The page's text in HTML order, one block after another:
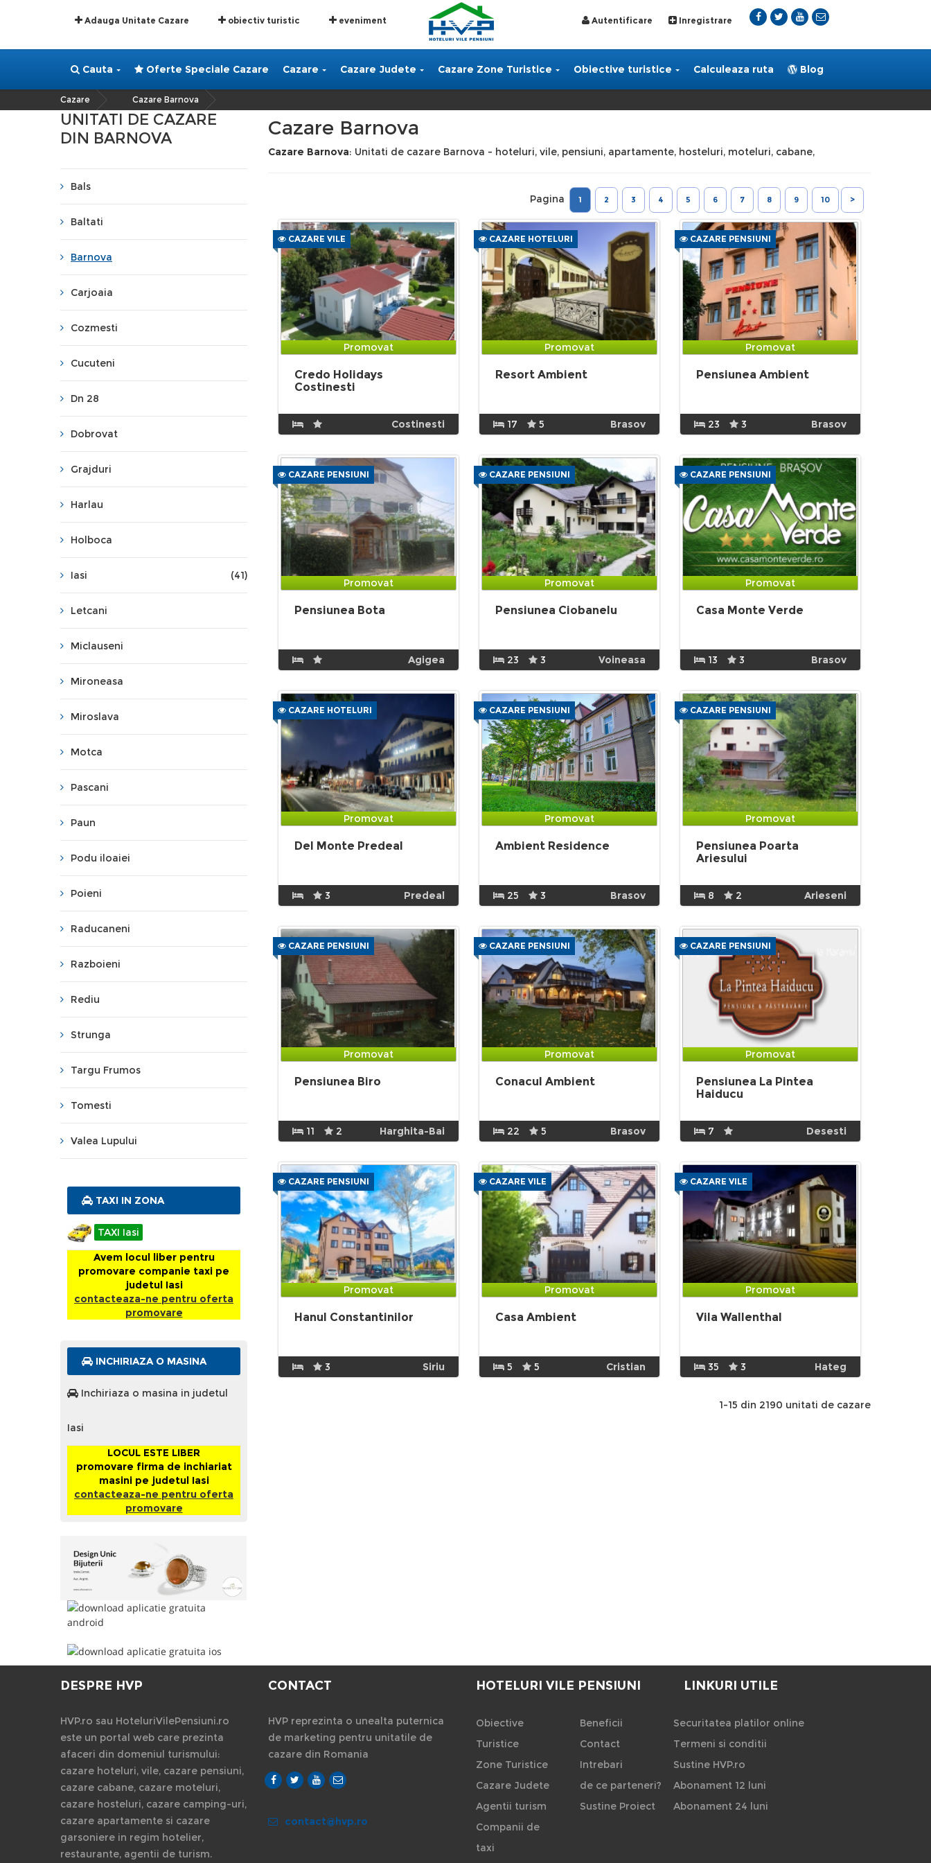
Adauga Unitate Cazare obiectiv turistic eveniment Autentificare Inregistrare
Cauta Oferte Speciale Cazare Cazare Cazare Judete Cazare Zone Turistice Obiective turistice Calculeaza ruta Blog
Cazare Cazare Barnova
UNITATI DE CAZARE
DIN BARNOVA
Bals
Baltati
Barnova
Carjoaia
Cozmesti
Cucuteni
Dn 28
Dobrovat
Grajduri
Harlau
Holboca
Iasi (41)
Letcani
Miclauseni
Mironeasa
Miroslava
Motca
Pascani
Paun
Podu iloaiei
Poieni
Raducaneni
Razboieni
Rediu
Strunga
Targu Frumos
Tomesti
Valea Lupului
TAXI IN ZONA
TAXI Iasi
Avem locul liber pentru
promovare companie taxi pe
judetul Iasi
contacteaza-ne pentru oferta
promovare
INCHIRIAZA O MASINA
Inchiriaza o masina in judetul
Iasi
LOCUL ESTE LIBER
promovare firma de inchiariat
masini pe judetul Iasi
contacteaza-ne pentru oferta
promovare
Cazare Barnova
Cazare Barnova: Unitati de cazare Barnova - hoteluri, vile, pensiuni, apartamente, hosteluri, moteluri, cabane,
Pagina 1 2 3 4 5 6 7 8 9 10 >
CAZARE VILE
Promovat
Credo Holidays
Costinesti
Costinesti
CAZARE HOTELURI
Promovat
Resort Ambient
17 5 Brasov
CAZARE PENSIUNI
Promovat
Pensiunea Ambient
23 3 Brasov
CAZARE PENSIUNI
Promovat
Pensiunea Bota
Agigea
CAZARE PENSIUNI
Promovat
Pensiunea Ciobanelu
23 3 Voineasa
CAZARE PENSIUNI
Promovat
Casa Monte Verde
13 3 Brasov
CAZARE HOTELURI
Promovat
Del Monte Predeal
3 Predeal
CAZARE PENSIUNI
Promovat
Ambient Residence
25 3 Brasov
CAZARE PENSIUNI
Promovat
Pensiunea Poarta
Ariesului
8 2 Arieseni
CAZARE PENSIUNI
Promovat
Pensiunea Biro
11 2 Harghita-Bai
CAZARE PENSIUNI
Promovat
Conacul Ambient
22 5 Brasov
CAZARE PENSIUNI
Promovat
Pensiunea La Pintea
Haiducu
7 Desesti
CAZARE PENSIUNI
Promovat
Hanul Constantinilor
3 Siriu
CAZARE VILE
Promovat
Casa Ambient
5 5 Cristian
CAZARE VILE
Promovat
Vila Wallenthal
35 3 Hateg
1-15 din 2190 unitati de cazare
DESPRE HVP
HVP.ro sau HoteluriVilePensiuni.ro
este un portal web care prezinta
afaceri din domeniul turismului:
cazare hoteluri, vile, cazare pensiuni,
cazare cabane, cazare moteluri,
cazare hosteluri, cazare camping-uri,
cazare apartamente si cazare
garsoniere in regim hotelier,
restaurante, agentii de turism.
CONTACT
HVP reprezinta o unealta puternica
de marketing pentru unitatile de
cazare din Romania
contact@hvp.ro
HOTELURI VILE PENSIUNI
Obiective
Turistice
Zone Turistice
Cazare Judete
Agentii turism
Companii de
taxi
Beneficii
Contact
Intrebari
de ce parteneri?
Sustine Proiect
LINKURI UTILE
Securitatea platilor online
Termeni si conditii
Sustine HVP.ro
Abonament 12 luni
Abonament 24 luni